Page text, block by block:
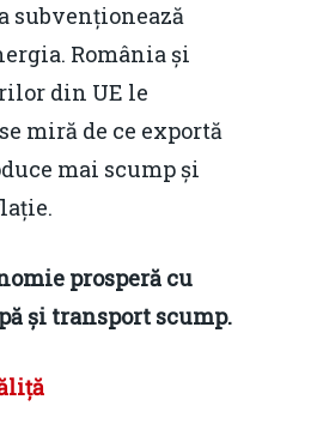
subvenționează
România și
din UE le
miră de ce exportă
mai scump și
prosperă cu
și transport scump.